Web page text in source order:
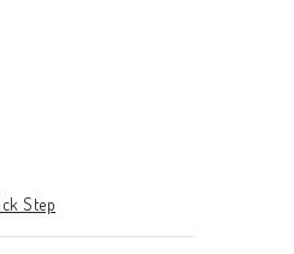
Step